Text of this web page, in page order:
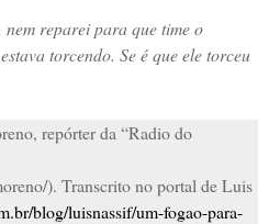
reparei para que time o
torcendo. Se é que ele torceu
repórter da “Radio do
). Transcrito no portal de Luis
blog/luisnassif/um-fogao-para-